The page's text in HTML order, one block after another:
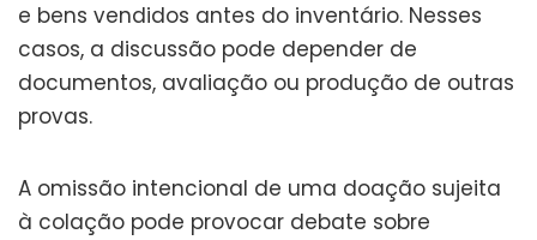
e bens vendidos antes do inventário. Nesses
casos, a discussão pode depender de
documentos, avaliação ou produção de outras
provas.
A omissão intencional de uma doação sujeita
à colação pode provocar debate sobre